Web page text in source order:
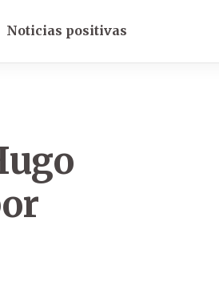
Noticias positivas